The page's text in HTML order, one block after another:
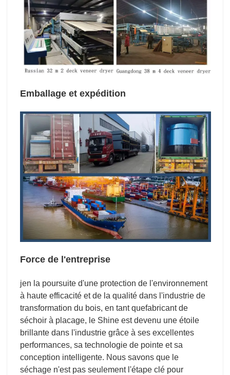
Emballage et expédition
Force de l'entreprise
jen la poursuite d'une protection de l'environnement
à haute efficacité et de la qualité dans l'industrie de
transformation du bois, en tant quefabricant de
séchoir à placage, le Shine est devenu une étoile
brillante dans l'industrie grâce à ses excellentes
performances, sa technologie de pointe et sa
conception intelligente. Nous savons que le
séchage n'est pas seulement l'étape clé pour